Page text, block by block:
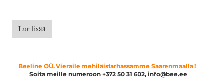
Lue lisää
Beeline OÜ. Vieraile mehiläistarhassamme Saarenmaalla !
Soita meille numeroon +372 50 31 602, info@bee.ee